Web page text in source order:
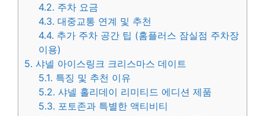
4.2. 주차 요금
4.3. 대중교통 연계 및 추천
4.4. 추가 주차 공간 팁 (홈플러스 잠실점 주차장
이용)
5. 샤넬 아이스링크 크리스마스 데이트
5.1. 특징 및 추천 이유
5.2. 샤넬 홀리데이 리미티드 에디션 제품
5.3. 포토존과 특별한 액티비티